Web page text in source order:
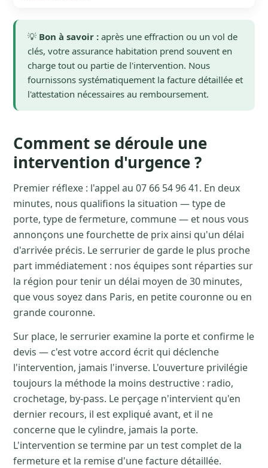
💡 Bon à savoir : après une effraction ou un vol de
clés, votre assurance habitation prend souvent en
charge tout ou partie de l'intervention. Nous
fournissons systématiquement la facture détaillée et
l'attestation nécessaires au remboursement.
Comment se déroule une
intervention d'urgence ?
Premier réflexe : l'appel au 07 66 54 96 41. En deux
minutes, nous qualifions la situation — type de
porte, type de fermeture, commune — et nous vous
annonçons une fourchette de prix ainsi qu'un délai
d'arrivée précis. Le serrurier de garde le plus proche
part immédiatement : nos équipes sont réparties sur
la région pour tenir un délai moyen de 30 minutes,
que vous soyez dans Paris, en petite couronne ou en
grande couronne.
Sur place, le serrurier examine la porte et confirme le
devis — c'est votre accord écrit qui déclenche
l'intervention, jamais l'inverse. L'ouverture privilégie
toujours la méthode la moins destructive : radio,
crochetage, by-pass. Le perçage n'intervient qu'en
dernier recours, il est expliqué avant, et il ne
concerne que le cylindre, jamais la porte.
L'intervention se termine par un test complet de la
fermeture et la remise d'une facture détaillée.